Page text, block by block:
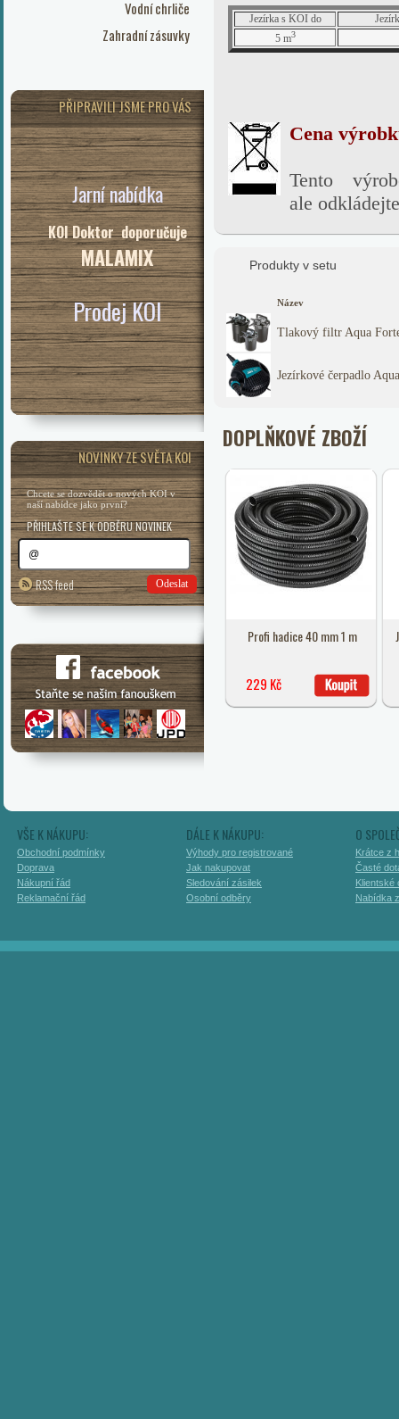
Vodní chrliče
Zahradní zásuvky
PŘIPRAVILI JSME PRO VÁS
Jarní nabídka
KOI Doktor doporučuje
MALAMIX
Prodej KOI
NOVINKY ZE SVĚTA KOI
Chcete se dozvědět o nových KOI v
naší nabídce jako první?
PŘIHLAŠTE SE K ODBĚRU NOVINEK
RSS feed Odeslat
Jezírka s KOI do
5 m3
Cena
Tento
ale
Produkty v setu
Název
Tlakový filtr Aqua
Jezírkové čerpadlo
DOPLŇKOVÉ ZBOŽÍ
Profi hadice 40 mm 1 m
229 Kč
VŠE K NÁKUPU:
Obchodní podmínky
Doprava
Nákupní řád
Reklamační řád
DÁLE K NÁKUPU:
Výhody pro registrované
Jak nakupovat
Sledování zásilek
Osobní odběry
O
Krátce z
Časté
Klientské
Nabídka